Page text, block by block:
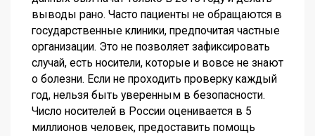
выводы рано. Часто пациенты не обращаются в
государственные клиники, предпочитая частные
организации. Это не позволяет зафиксировать
случай, есть носители, которые и вовсе не знают
о болезни. Если не проходить проверку каждый
год, нельзя быть уверенным в безопасности.
Число носителей в России оценивается в 5
миллионов человек, предоставить помощь